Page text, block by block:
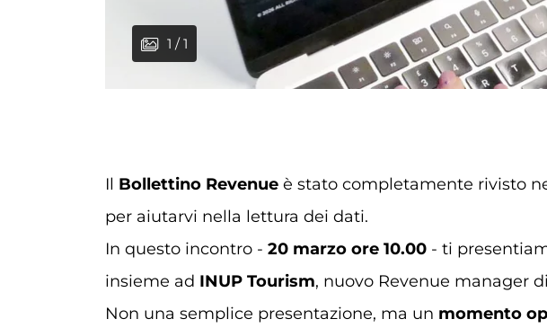
1 / 1
Il Bollettino Revenue è stato completamente rivisto
per aiutarvi nella lettura dei dati.
In questo incontro - 20 marzo ore 10.00 - ti
insieme ad INUP Tourism, nuovo Revenue manager
Non una semplice presentazione, ma un momento